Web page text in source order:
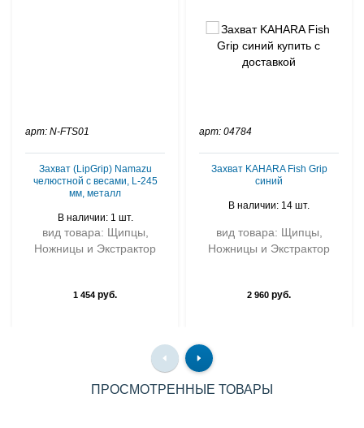
арт: N-FTS01
Захват (LipGrip) Namazu
челюстной с весами, L-245
мм, металл
В наличии: 1 шт.
вид товара: Щипцы,
Ножницы и Экстрактор
1 454 руб.
арт: 04784
Захват KAHARA Fish Grip
синий
В наличии: 14 шт.
вид товара: Щипцы,
Ножницы и Экстрактор
2 960 руб.
ПРОСМОТРЕННЫЕ ТОВАРЫ